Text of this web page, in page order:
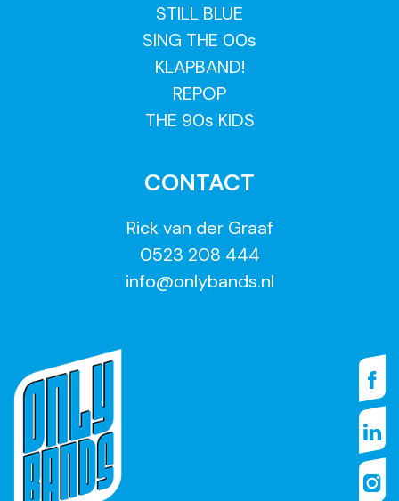
STILL BLUE
SING THE 00s
KLAPBAND!
REPOP
THE 90s KIDS
CONTACT
Rick van der Graaf
0523 208 444
info@onlybands.nl